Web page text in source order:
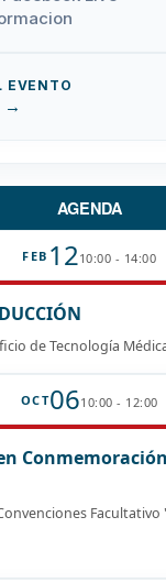
EVENTO
→
AGENDA
FEB 1210:00 - 14:00
de Tecnología
OCT0610:00 - 12:00
Facultativo